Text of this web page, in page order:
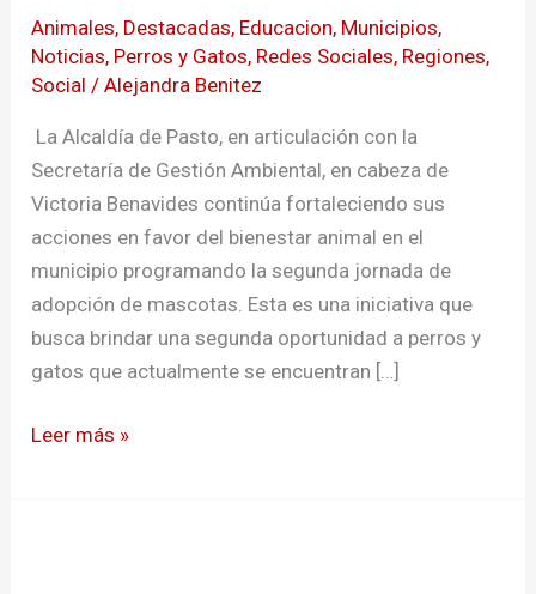
Animales, Destacadas, Educacion, Municipios,
Noticias, Perros y Gatos, Redes Sociales, Regiones,
Social /Alejandra Benitez
La Alcaldía de Pasto, en articulación con la
Secretaría de Gestión Ambiental, en cabeza de
Victoria Benavides continúa fortaleciendo sus
acciones en favor del bienestar animal en el
municipio programando la segunda jornada de
adopción de mascotas. Esta es una iniciativa que
busca brindar una segunda oportunidad a perros y
gatos que actualmente se encuentran […]
Leer más »